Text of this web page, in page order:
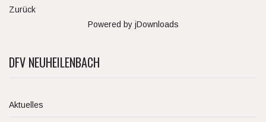
DFV NEUHEILENBACH
Aktuelles
Zurück
Powered by jDownloads